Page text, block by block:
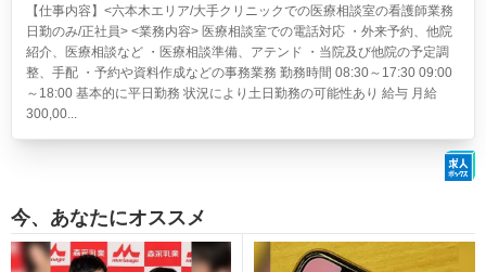
【仕事内容】<六本木エリア/大手クリニックでの医療相談室の看護師業務
日勤のみ/正社員> <業務内容> 医療相談室での電話対応 ・外来予約、他院
紹介、医療相談など ・医療相談準備、アテンド ・当院及び他院の予定調
整、手配 ・予約や資料作成などの事務業務 勤務時間 08:30～17:30 09:00
～18:00 基本的に平日勤務 状況により土日勤務の可能性あり 給与 月給
300,00...
今、あなたにオススメ